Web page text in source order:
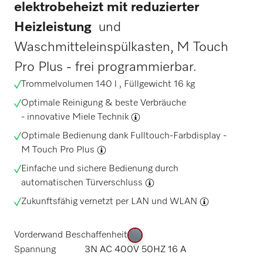
elektrobeheizt mit reduzierter
Heizleistung und
Waschmitteleinspülkasten, M Touch
Pro Plus - frei programmierbar.
Trommelvolumen 140 l , Füllgewicht 16 kg
Optimale Reinigung & beste Verbräuche
- innovative Miele Technik
Optimale Bedienung dank Fulltouch-Farbdisplay -
M Touch Pro Plus
Einfache und sichere Bedienung durch
automatischen Türverschluss
Zukunftsfähig vernetzt per LAN und WLAN
Vorderwand Beschaffenheit
Spannung
3N AC 400V 50HZ 16 A